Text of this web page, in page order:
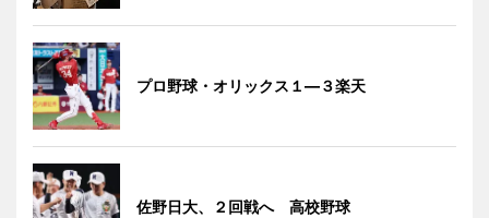
プロ野球・オリックス１―３楽天
佐野日大、２回戦へ 高校野球